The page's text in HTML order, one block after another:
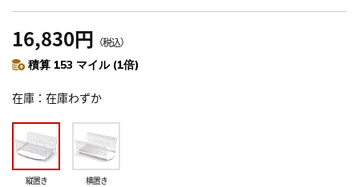
16,830円 （税込）
積算 153 マイル (1倍)
在庫 在庫わずか
縦置き 横置き